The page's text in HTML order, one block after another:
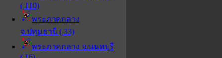
( 110)
พระภาคกลาง
จ.ปทุมธานี ( 33)
พระภาคกลาง จ.นนทบุรี